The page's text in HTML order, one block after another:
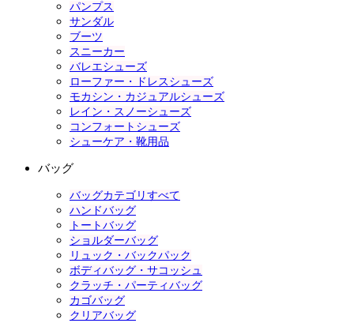
パンプス
サンダル
ブーツ
スニーカー
バレエシューズ
ローファー・ドレスシューズ
モカシン・カジュアルシューズ
レイン・スノーシューズ
コンフォートシューズ
シューケア・靴用品
バッグ
バッグカテゴリすべて
ハンドバッグ
トートバッグ
ショルダーバッグ
リュック・バックパック
ボディバッグ・サコッシュ
クラッチ・パーティバッグ
カゴバッグ
クリアバッグ